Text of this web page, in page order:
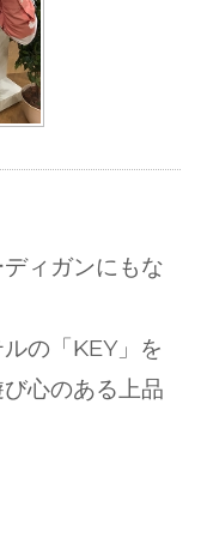
ィガンにもな
の「KEY」を
心のある上品